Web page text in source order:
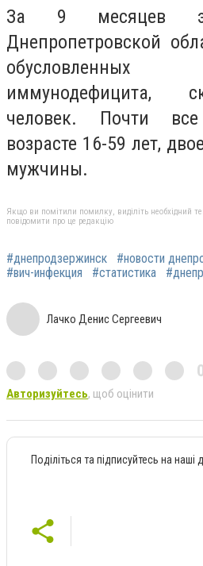
За 9 месяцев
Днепропетровской
иммунодефицита,
человек. Почти
возрасте 16-59 лет,
мужчины.
Якщо ви помітили помилку, виділіть необхідний
повідомити про це редакцію
#днепродзержинск #новости
#вич-инфекция
#статистика
Лачко Денис Сергеевич
Авторизуйтесь, щоб оцінити
Поділіться та підписуйтесь на наші